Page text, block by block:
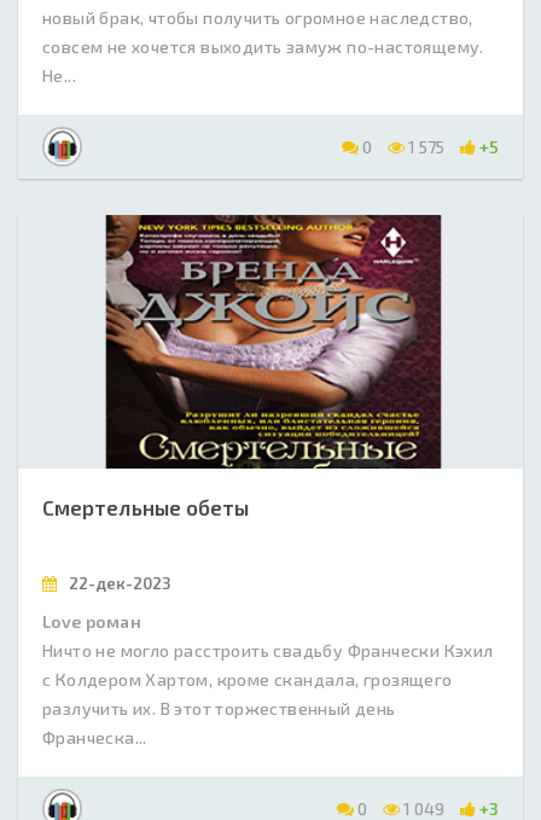
новый брак, чтобы получить огромное наследство,
совсем не хочется выходить замуж по-настоящему.
Не...
0 1 575 +5
Смертельные обеты
22-дек-2023
Love роман
Ничто не могло расстроить свадьбу Франчески Кэхил
с Колдером Хартом, кроме скандала, грозящего
разлучить их. В этот торжественный день
Франческа...
0 1 049 +3